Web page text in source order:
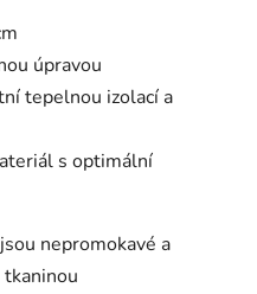
úpravou
tepelnou izolací a
s optimální
nepromokavé a